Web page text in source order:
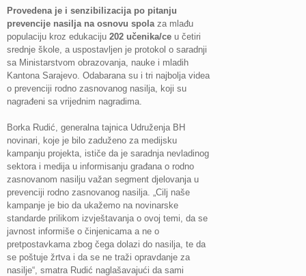
Provedena je i senzibilizacija po pitanju
prevencije nasilja na osnovu spola za mlađu
populaciju kroz edukaciju 202 učenika/ce u četiri
srednje škole, a uspostavljen je protokol o saradnji
sa Ministarstvom obrazovanja, nauke i mladih
Kantona Sarajevo. Odabarana su i tri najbolja videa
o prevenciji rodno zasnovanog nasilja, koji su
nagrađeni sa vrijednim nagradima.
Borka Rudić, generalna tajnica Udruženja BH
novinari, koje je bilo zaduženo za medijsku
kampanju projekta, ističe da je saradnja nevladinog
sektora i medija u informisanju građana o rodno
zasnovanom nasilju važan segment djelovanja u
prevenciji rodno zasnovanog nasilja. „Cilj naše
kampanje je bio da ukažemo na novinarske
standarde prilikom izvještavanja o ovoj temi, da se
javnost informiše o činjenicama a ne o
pretpostavkama zbog čega dolazi do nasilja, te da
se poštuje žrtva i da se ne traži opravdanje za
nasilje“, smatra Rudić naglašavajući da sami